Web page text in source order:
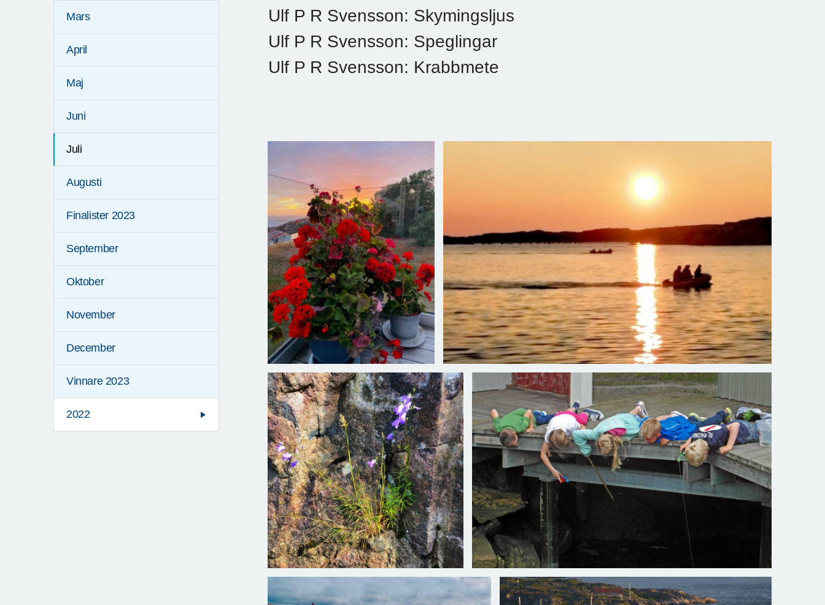
Mars
April
Maj
Juni
Juli
Augusti
Finalister 2023
September
Oktober
November
December
Vinnare 2023
2022
Ulf P R Svensson: Skymingsljus
Ulf P R Svensson: Speglingar
Ulf P R Svensson: Krabbmete